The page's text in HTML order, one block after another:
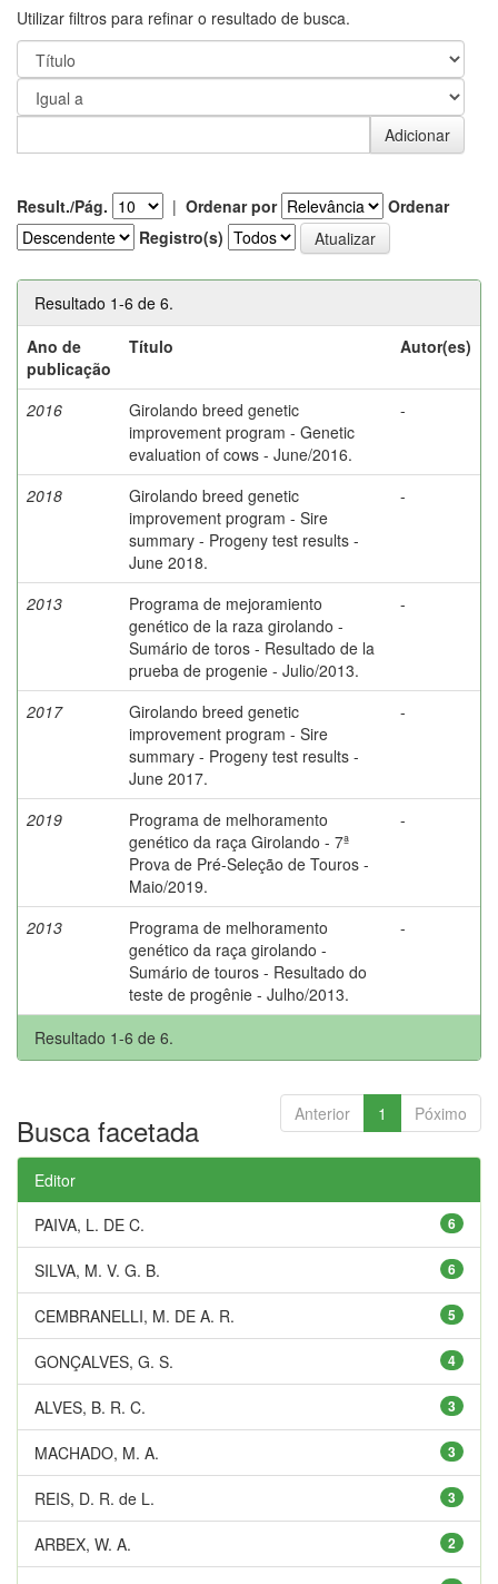
Utilizar filtros para refinar o resultado de busca.
Result./Pág. | Ordenar por
Ordenar
Registro(s)
Resultado 1-6 de 6.
Ano de
publicação
Título Autor(es)
2016
Girolando breed genetic
improvement program - Genetic
evaluation of cows - June/2016.
-
2018
Girolando breed genetic
improvement program - Sire
summary - Progeny test results -
June 2018.
-
2013
Programa de mejoramiento
genético de la raza girolando -
Sumário de toros - Resultado de la
prueba de progenie - Julio/2013.
-
2017
Girolando breed genetic
improvement program - Sire
summary - Progeny test results -
June 2017.
-
2019
Programa de melhoramento
genético da raça Girolando - 7ª
Prova de Pré-Seleção de Touros -
Maio/2019.
-
2013
Programa de melhoramento
genético da raça girolando -
Sumário de touros - Resultado do
teste de progênie - Julho/2013.
-
Resultado 1-6 de 6.
Anterior 1 Póximo
Busca facetada
Editor
6
PAIVA, L. DE C.
6
SILVA, M. V. G. B.
5
CEMBRANELLI, M. DE A. R.
4
GONÇALVES, G. S.
3
ALVES, B. R. C.
3
MACHADO, M. A.
3
REIS, D. R. de L.
2
ARBEX, W. A.